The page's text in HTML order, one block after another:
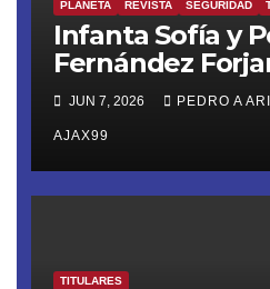
PLANETA REVISTA SEGURIDAD
Infanta Sofía y
Fernández
de la Soberanía
JUN 7, 2026 PEDRO A
AJAX99
TITULARES